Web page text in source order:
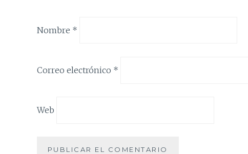
Nombre *
Correo electrónico *
Web